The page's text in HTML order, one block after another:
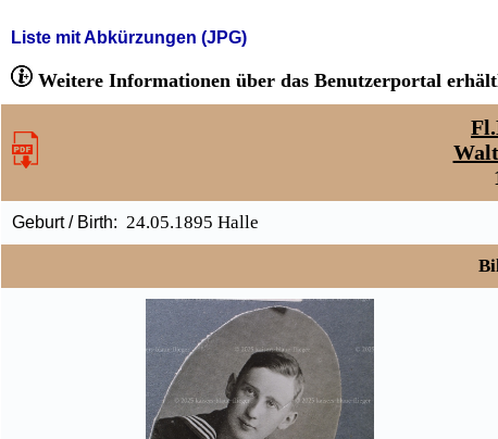
Liste mit Abkürzungen (JPG)
Weitere Informationen über das Benutzerportal
Geburt / Birth: 24.05.1895 Halle